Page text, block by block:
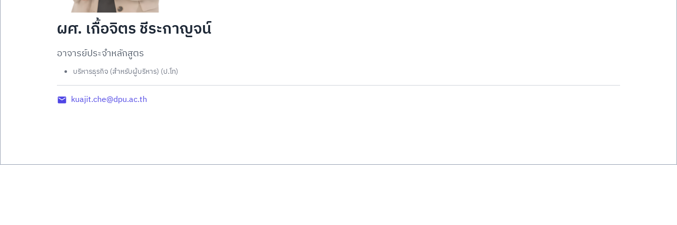
ผศ. เกื้อจิตร ชีระกาญจน์
อาจารย์ประจำหลักสูตร
บริหารธุรกิจ (สำหรับผู้บริหาร) (ป.โท)
kuajit.che@dpu.ac.th